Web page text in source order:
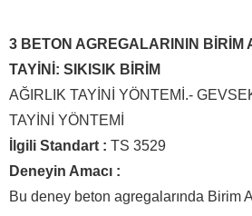
3 BETON AGREGALARININ BİRİM
TAYİNİ: SIKISIK BİRİM
AĞIRLIK TAYİNİ YÖNTEMİ.-
TAYİNİ YÖNTEMİ
İlgili Standart : TS 3529
Deneyin Amacı :
Bu deney beton agregalarında Birim